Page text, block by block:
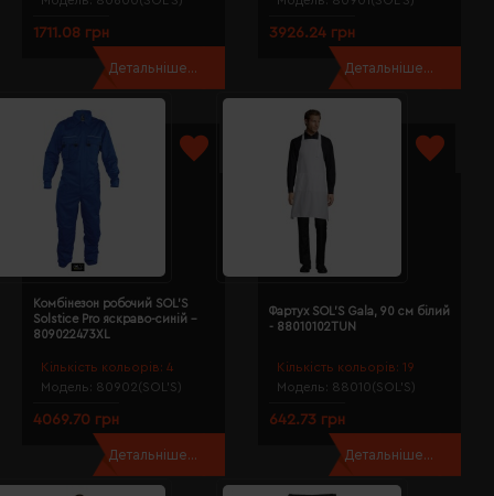
1711.08 грн
Детальніше...
3926.24 грн
Детальніше...
Кількість кольорів: 4
Модель: 80902(SOL’S)
Комбінезон робочий SOL'S
Solstice Pro яскраво-синій -
809022473XL
4069.70 грн
Детальніше...
Кількість кольорів: 19
Модель: 88010(SOL’S)
Фартух SOL'S Gala, 90 см білий
- 88010102TUN
642.73 грн
Детальніше...